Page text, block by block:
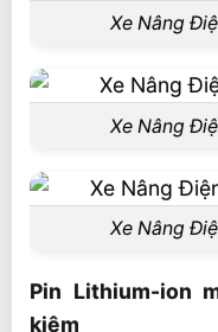
Xe Nâng
Xe Nâng
Xe Nâng
Pin Lithium-ion
kiệm